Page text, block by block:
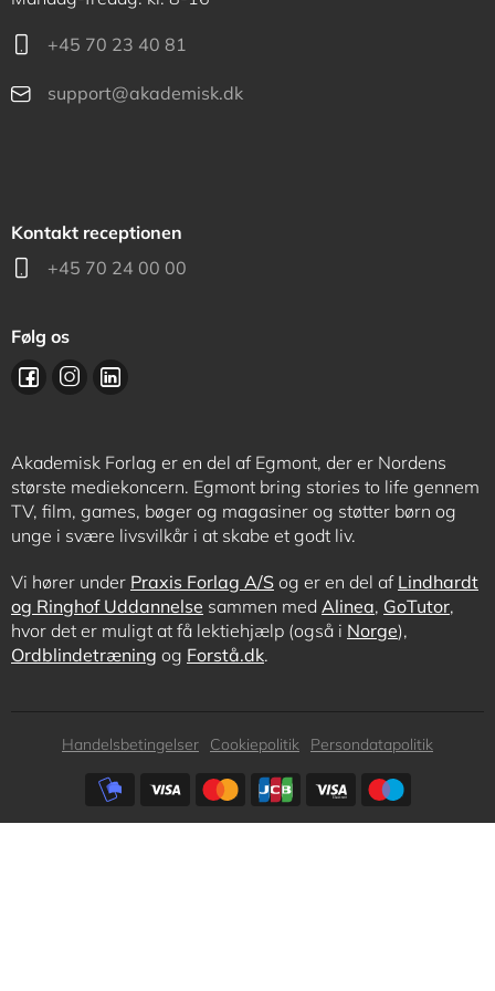
+45 70 23 40 81
support@akademisk.dk
Kontakt receptionen
+45 70 24 00 00
Følg os
Akademisk Forlag er en del af Egmont, der er Nordens
største mediekoncern. Egmont bring stories to life gennem
TV, film, games, bøger og magasiner og støtter børn og
unge i svære livsvilkår i at skabe et godt liv.
Vi hører under Praxis Forlag A/S og er en del af Lindhardt
og Ringhof Uddannelse sammen med Alinea, GoTutor,
hvor det er muligt at få lektiehjælp (også i Norge),
Ordblindetræning og Forstå.dk.
Subfooter
Handelsbetingelser Cookiepolitik
Persondatapolitik
Subfooter
payment
options